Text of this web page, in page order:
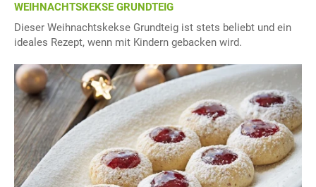
WEIHNACHTSKEKSE GRUNDTEIG
Dieser Weihnachtskekse Grundteig ist stets beliebt und ein
ideales Rezept, wenn mit Kindern gebacken wird.